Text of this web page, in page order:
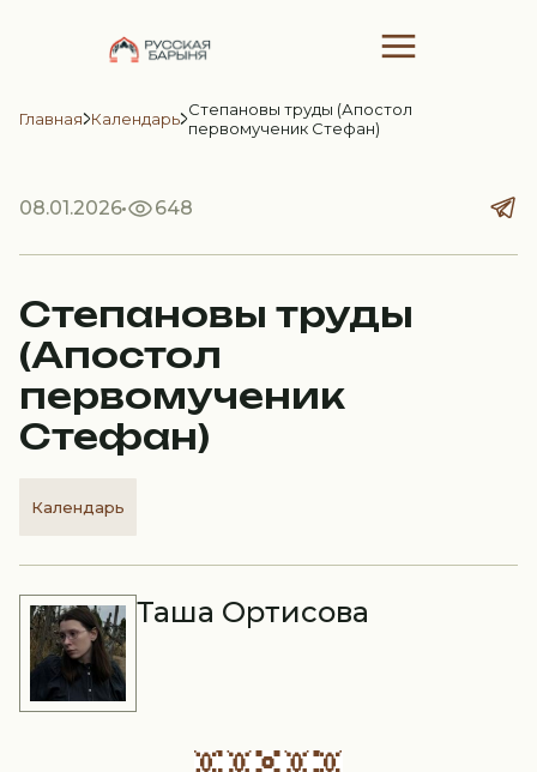
Главная Календарь Степановы труды (Апостол
первомученик Стефан)
08.01.2026 648
Степановы труды
(Апостол
первомученик
Стефан)
Календарь
Таша Ортисова